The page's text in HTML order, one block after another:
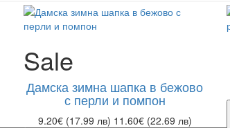
Sale
Дамска зимна шапка в бежово
с перли и помпон
9.20€ (17.99 лв) 11.60€ (22.69 лв)